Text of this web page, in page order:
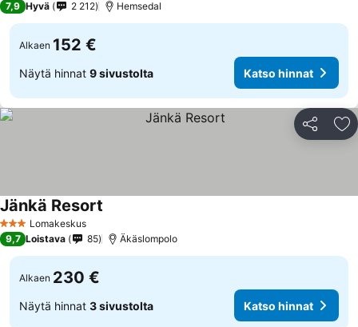
7,9 Hyvä 2 212 Hemsedal
Alkaen 152 €
Näytä hinnat 9 sivustolta Katso hinnat
Jaa
3 Tähtiluokitus
Lomakeskus
Jänkä Resort
9,7 Loistava 85 Äkäslompolo
Alkaen 230 €
Näytä hinnat 3 sivustolta Katso hinnat